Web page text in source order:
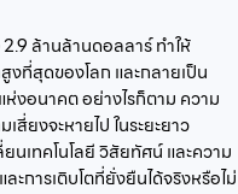
ล้านล้านดอลลาร์ ทำให้
ที่สุดของโลก และกลายเป็น
อนาคต อย่างไรก็ตาม ความ
สี่ยงจะหายไป ในระยะยาว
เทคโนโลยี วิสัยทัศน์ และความ
ะการเติบโตที่ยั่งยืนได้จริงหรือไม่